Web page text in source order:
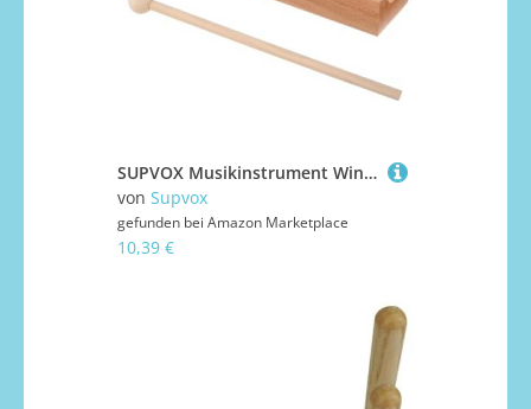
SUPVOX Musikinstrument Windspiel mit Klöppel Pädagogisches Percussion Rhythmusförderung und Klangförderung Geeignet für Musikalische Früherziehung und Klassenraummanagement
von Supvox
gefunden bei Amazon Marketplace
10,39 €